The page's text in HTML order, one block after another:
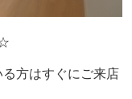
方はすぐにご来店